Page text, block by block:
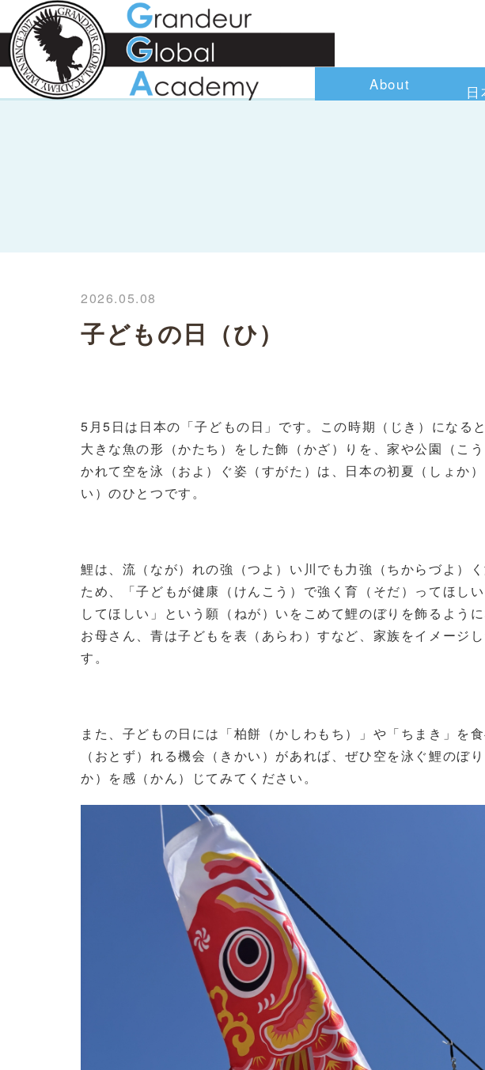
About
2026.05.08
子どもの日（ひ）
5月5日は日本の「子どもの日」です。この時期（じき）になる
大きな魚の形（かたち）をした飾（かざ）りを、家や公園（こ
かれて空を泳（およ）ぐ姿（すがた）は、日本の初夏（しょか
い）のひとつです。
鯉は、流（なが）れの強（つよ）い川でも力強（ちからづよ）
ため、「子どもが健康（けんこう）で強く育（そだ）ってほし
してほしい」という願（ねが）いをこめて鯉のぼりを飾るよう
お母さん、青は子どもを表（あらわ）すなど、家族をイメージ
す。
また、子どもの日には「柏餅（かしわもち）」や「ちまき」を
（おとず）れる機会（きかい）があれば、ぜひ空を泳ぐ鯉のぼ
か）を感（かん）じてみてください。